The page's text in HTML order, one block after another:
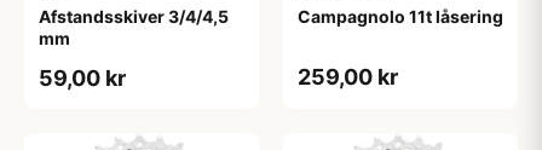
Afstandsskiver 3/4/4,5
mm
59,00 kr
Campagnolo 11t låsering
259,00 kr